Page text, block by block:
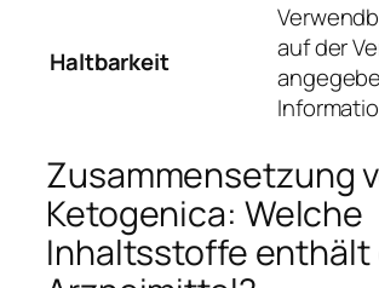
Haltbarkeit
auf der
Zusammensetzung
Ketogenica: Welche
Inhaltsstoffe enthält